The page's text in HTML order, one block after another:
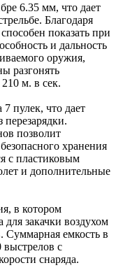
6.35 мм, что дает
Благодаря
показать при
и дальность
оружия,
разгонять
м. в сек.
пулек, что дает
перезарядки.
позволит
хранения
с пластиковым
и дополнительные
в котором
закачки воздухом
Суммарная емкость в
выстрелов с
снаряда.